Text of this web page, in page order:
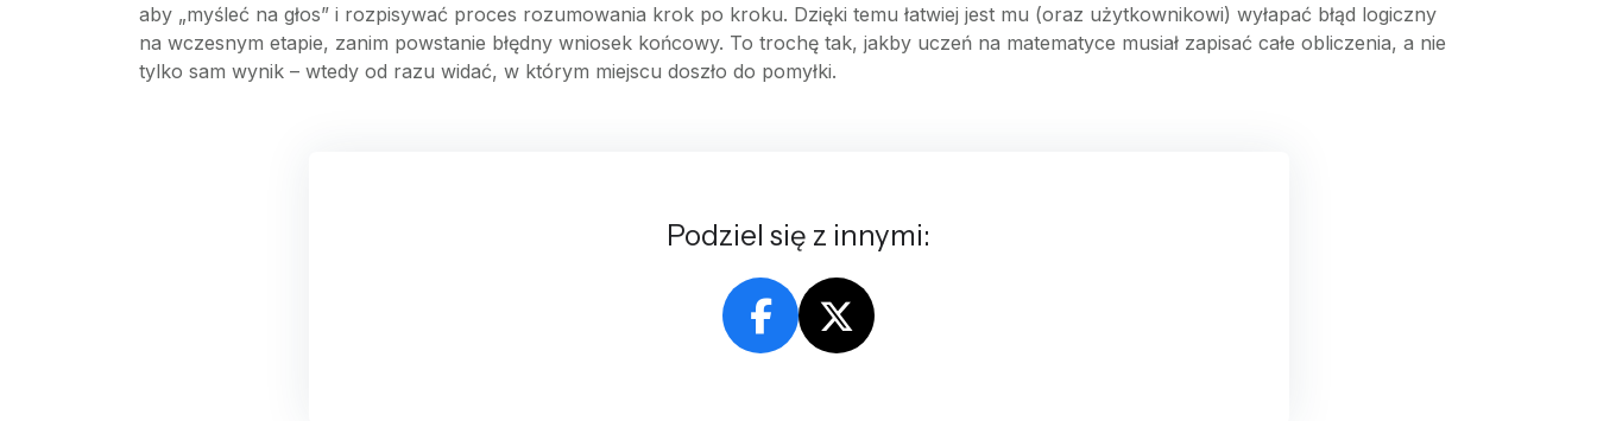
aby „myśleć na głos” i rozpisywać proces rozumowania krok po kroku. Dzięki temu łatwiej jest mu (oraz użytkownikowi) wyłapać błąd logiczny
na wczesnym etapie, zanim powstanie błędny wniosek końcowy. To trochę tak, jakby uczeń na matematyce musiał zapisać całe obliczenia, a nie
tylko sam wynik – wtedy od razu widać, w którym miejscu doszło do pomyłki.
Podziel się z innymi: